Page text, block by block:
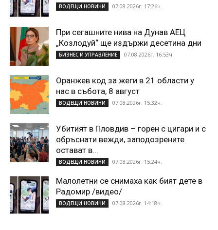
ВОДЕЩИ НОВИНИ 07.08.2026г. 17:26ч.
При сегашните нива на Дунав АЕЦ
„Козлодуй“ ще издържи десетина дни
БИЗНЕС И УПРАВЛЕНИЕ 07.08.2026г. 16:53ч.
Оранжев код за жеги в 21 области у
нас в събота, 8 август
ВОДЕЩИ НОВИНИ 07.08.2026г. 15:32ч.
Убитият в Пловдив – горен с цигари и с
обръснати вежди, заподозрените
остават в...
ВОДЕЩИ НОВИНИ 07.08.2026г. 15:24ч.
Малолетни се снимаха как бият дете в
Радомир /видео/
ВОДЕЩИ НОВИНИ 07.08.2026г. 14:18ч.